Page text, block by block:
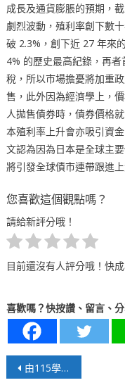
成長及通貨膨脹的預期，
劇烈波動，殖利率創下數
破 2.3%，創下近 27 年來
4% 的歷史最高紀錄，再
稅，所以市場擔憂將加重
售，此外因為經濟學上，
人拋售債券時，債券價格
本殖利率上升會亦吸引資
文認為因為日本是全球主
將引發全球債市連帶跟進上
您喜歡這個觀點嗎？
請給新評分哦！
目前還沒有人評分哦！快
喜歡嗎？快按讚、留言、分
文由115學測國、英作文端看台灣的多元教育